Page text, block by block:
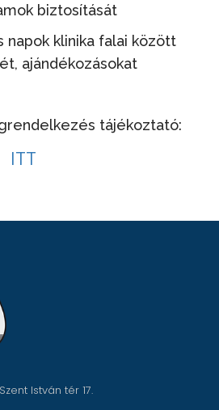
biztosítását
klinika falai között
ajándékozásokat
tájékoztató:
ITT
István tér 17.